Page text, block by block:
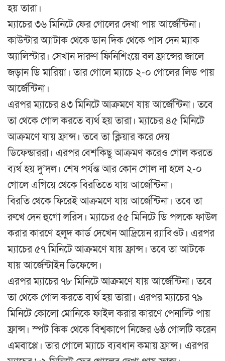
হয় তারা।
ম্যাচের ৩৬ মিনিটে ফের গোলের দেখা পায় আর্জেন্টিনা।
কাউন্টার অ্যাটাক থেকে ডান দিক থেকে পাস দেন ম্যাক
অ্যালিস্টার। সেখান দারুণ ফিনিশিংয়ে বল ফ্রান্সের জালে
জড়ান ডি মারিয়া। তার গোলে ম্যাচে ২-০ গোলের লিড পায়
আর্জেন্টিনা।
এরপর ম্যাচের ৪৩ মিনিটে আক্রমণে যায় আর্জেন্টিনা। তবে
তা থেকে গোল করতে ব্যর্থ হয় তারা। ম্যাচের ৪৫ মিনিটে
আক্রমণে যায় ফ্রান্স। তবে তা ক্লিয়ার করে দেয়
ডিফেন্ডাররা। এরপর বেশকিছু আক্রমণ করেও গোল করতে
ব্যর্থ হয় দু’দল। শেষ পর্যন্ত আর কোন গোল না হলে ২-০
গোলে এগিয়ে থেকে বিরতিতে যায় আর্জেন্টিনা।
বিরতি থেকে ফিরেই আক্রমণে যায় আর্জেন্টিনা। তবে তা
রুখে দেন হুগো লরিস। ম্যাচের ৫৫ মিনিটে ডি পলকে ফাউল
করার কারণে হলুদ কার্ড দেখেন আদ্রিয়েন র‌্যাবিওট। এরপর
ম্যাচের ৫৭ মিনিটে আক্রমণে যায় ফ্রান্স। তবে তা আটকে
যায় আর্জেন্টাইন ডিফেন্সে।
এরপর ম্যাচের ৭৮ মিনিটে আক্রমণে যায় আর্জেন্টিনা। তবে
তা থেকে গোল করতে ব্যর্থ হয় তারা। এরপর ম্যাচের ৭৯
মিনিটে কোলো মোনিকে ফাইল করার কারণে পেনাল্টি পায়
ফ্রান্স। স্পট কিক থেকে বিশ্বকাপে নিজের ৬ষ্ঠ গোলটি করেন
এমবাপ্পে। তার গোলে ম্যাচে ব্যবধান কমায় ফ্রান্স। এরপর